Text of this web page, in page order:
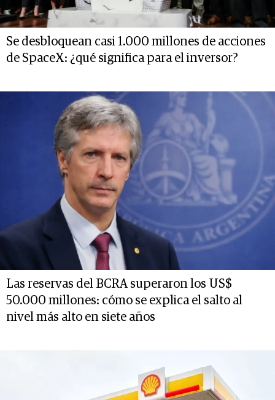
Se desbloquean casi 1.000 millones de acciones
de SpaceX: ¿qué significa para el inversor?
Las reservas del BCRA superaron los US$
50.000 millones: cómo se explica el salto al
nivel más alto en siete años